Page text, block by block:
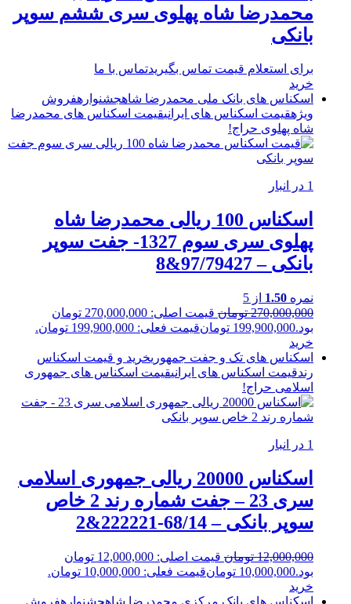
محمدرضا شاه پهلوی سری ششم سوپر
بانکی
برای استعلام قیمت تماس بگیریدتماس با ما
خرید
اسکناس های بانک ملی محمدرضا شاهجشنوارهفروش
ویژهقیمت اسکناس های ایرانیقیمت اسکناس های محمدرضا
شاه پهلوی حراج!
1 در انبار
اسکناس 100 ریالی محمدرضا شاه
پهلوی سری سوم 1327- جفت سوپر
بانکی – 97/79427&8
نمره 1.50 از 5
270,000,000 تومان
قیمت اصلی: 270,000,000 تومان
بود.199,900,000 تومانقیمت فعلی: 199,900,000 تومان.
خرید
اسکناس های تک و جفت جمهوریخرید و قیمت اسکناس
رندقیمت اسکناس های ایرانیقیمت اسکناس های جمهوری
اسلامی حراج!
1 در انبار
اسکناس 20000 ریالی جمهوری اسلامی
سری 23 – جفت شماره رند 2 خاص
سوپر بانکی – 68/14-222221&2
12,000,000 تومان
قیمت اصلی: 12,000,000 تومان
بود.10,000,000 تومانقیمت فعلی: 10,000,000 تومان.
خرید
اسکناس های بانک مرکزی محمدرضا شاهجشنوارهفروش